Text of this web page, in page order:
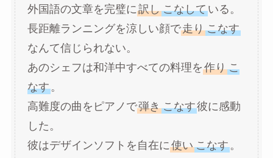
外国語の文章を完璧に訳し こなしている。
長距離ランニングを涼しい顔で走り こなす
なんて信じられない。
あのシェフは和洋中すべての料理を作り こ
なす。
高難度の曲をピアノで弾き こなす彼に感動
した。
彼はデザインソフトを自在に使い こなす。